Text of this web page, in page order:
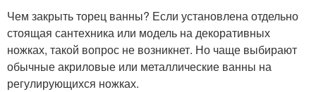
Чем закрыть торец ванны? Если установлена отдельно
стоящая сантехника или модель на декоративных
ножках, такой вопрос не возникнет. Но чаще выбирают
обычные акриловые или металлические ванны на
регулирующихся ножках.